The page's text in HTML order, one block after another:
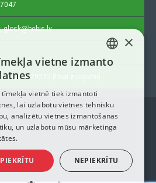
glosk@bebis.lv
20579272 (tikai ziņojumi)
LATVIAN
ENGLISH
×
vietne izmanto
tīmekļa vietnē tiek izmantoti
lai uzlabotu vietnes tehnisku
analizētu vietnes izmantošanas
un uzlabotu mūsu mārketinga
PIEKRĪTU NEPIEKRĪTU